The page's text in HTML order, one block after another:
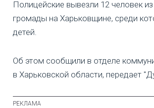
Полицейские вывезли 12 человек
громады на Харьковщине, среди
детей.
Об этом сообщили в отделе
в Харьковской области, передает